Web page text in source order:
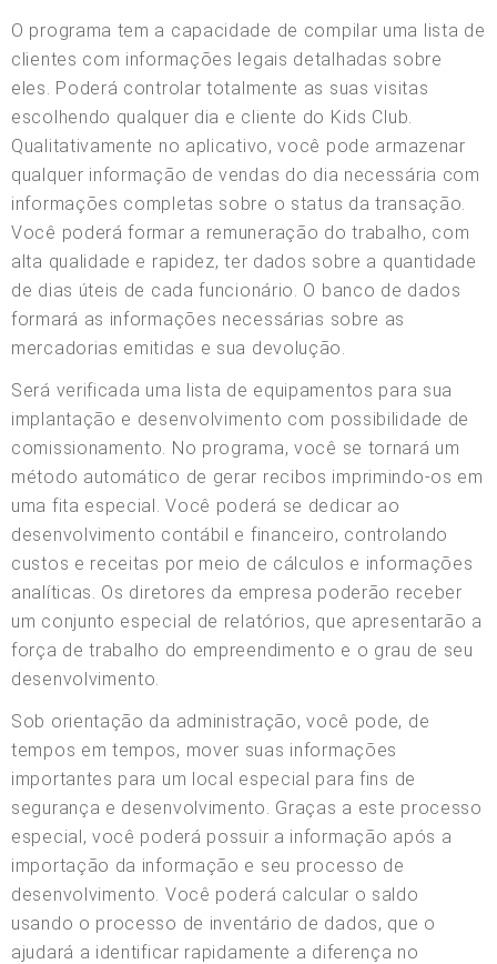
O programa tem a capacidade de compilar uma lista de
clientes com informações legais detalhadas sobre
eles. Poderá controlar totalmente as suas visitas
escolhendo qualquer dia e cliente do Kids Club.
Qualitativamente no aplicativo, você pode armazenar
qualquer informação de vendas do dia necessária com
informações completas sobre o status da transação.
Você poderá formar a remuneração do trabalho, com
alta qualidade e rapidez, ter dados sobre a quantidade
de dias úteis de cada funcionário. O banco de dados
formará as informações necessárias sobre as
mercadorias emitidas e sua devolução.
Será verificada uma lista de equipamentos para sua
implantação e desenvolvimento com possibilidade de
comissionamento. No programa, você se tornará um
método automático de gerar recibos imprimindo-os em
uma fita especial. Você poderá se dedicar ao
desenvolvimento contábil e financeiro, controlando
custos e receitas por meio de cálculos e informações
analíticas. Os diretores da empresa poderão receber
um conjunto especial de relatórios, que apresentarão a
força de trabalho do empreendimento e o grau de seu
desenvolvimento.
Sob orientação da administração, você pode, de
tempos em tempos, mover suas informações
importantes para um local especial para fins de
segurança e desenvolvimento. Graças a este processo
especial, você poderá possuir a informação após a
importação da informação e seu processo de
desenvolvimento. Você poderá calcular o saldo
usando o processo de inventário de dados, que o
ajudará a identificar rapidamente a diferença no